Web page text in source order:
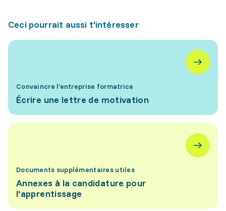
Ceci pourrait aussi t'intéresser
Convaincre l'entreprise formatrice
Écrire une lettre de motivation
Documents supplémentaires utiles
Annexes à la candidature pour
l'apprentissage